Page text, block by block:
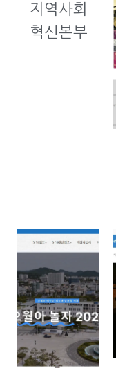
지역사회
혁신본부